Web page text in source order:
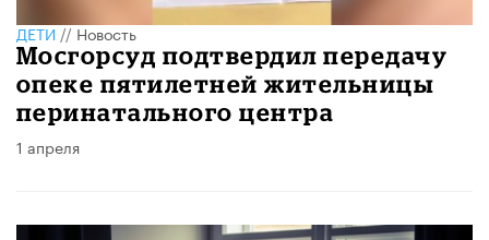
ДЕТИ//Новость
Мосгорсуд подтвердил передачу
опеке пятилетней жительницы
перинатального центра
1 апреля